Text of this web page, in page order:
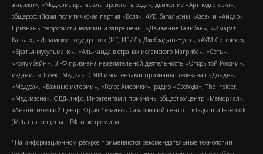
дивижн», «Меджлис крымскотатарского народа», движение «Артподготовка»,
общероссийская политическая партия «Воля», АУЕ, батальоны «Азов» и «Айдар».
Признаны террористическими и запрещены: «Движение Талибан», «Имарат
Кавказ», «Исламское государство» (ИГ, ИГИЛ), Джебхад-ан-Нусра, «АУМ Синрике»,
«Братья-мусульмане», «Аль-Каида в странах исламского Магриба», «Сеть»,
«Колумбайн». В РФ признана нежелательной деятельность «Открытой России»,
издания «Проект Медиа». СМИ-иноагентами признаны: телеканал «Дождь»,
«Медуза», «Важные истории», «Голос Америки», радио «Свобода», The Insider,
«Медиазона», ОВД-инфо. Иноагентами признаны общество/центр «Мемориал»,
«Аналитический Центр Юрия Левады», Сахаровский центр. Instagram и Facebook
(Metа) запрещены в РФ за экстремизм.
"На информационном ресурсе применяются рекомендательные технологии